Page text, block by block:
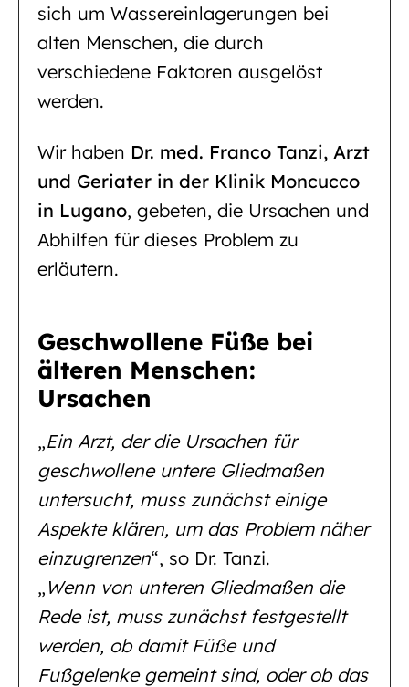
sich um Wassereinlagerungen bei
alten Menschen, die durch
verschiedene Faktoren ausgelöst
werden.
Wir haben Dr. med. Franco Tanzi, Arzt
und Geriater in der Klinik Moncucco
in Lugano, gebeten, die Ursachen und
Abhilfen für dieses Problem zu
erläutern.
Geschwollene Füße bei
älteren Menschen:
Ursachen
„Ein Arzt, der die Ursachen für
geschwollene untere Gliedmaßen
untersucht, muss zunächst einige
Aspekte klären, um das Problem näher
einzugrenzen“, so Dr. Tanzi.
„ Wenn von unteren Gliedmaßen die
Rede ist, muss zunächst festgestellt
werden, ob damit Füße und
Fußgelenke gemeint sind, oder ob das